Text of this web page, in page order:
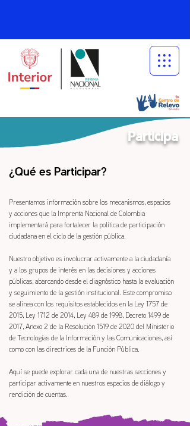
Participa
¿Qué es Participar?
Presentamos información sobre los mecanismos, espacios
y acciones que la Imprenta Nacional de Colombia
implementará para fortalecer la política de participación
ciudadana en el ciclo de la gestión pública.
Nuestro objetivo es involucrar activamente a la ciudadanía
y a los grupos de interés en las decisiones y acciones
públicas, abarcando desde el diagnóstico hasta la evaluación
y seguimiento de la gestión institucional. Este compromiso
se alinea con los requisitos establecidos en la Ley 1757 de
2015, Ley 1712 de 2014, Ley 489 de 1998, Decreto 1499 de
2017, Anexo 2 de la Resolución 1519 de 2020 del Ministerio
de Tecnologías de la Información y las Comunicaciones, así
como con las directrices de la Función Pública.
Aquí se puede explorar cada una de nuestras secciones y
participar activamente en nuestros espacios de diálogo y
rendición de cuentas.